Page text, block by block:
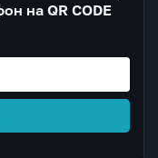
на QR CODE